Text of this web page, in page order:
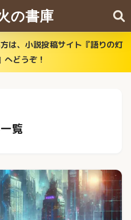
の書庫
は、小説投稿サイト『語りの灯
へどうぞ！
覧